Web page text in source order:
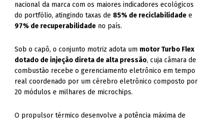
nacional da marca com os maiores indicadores ecológicos
do portfólio, atingindo taxas de 85% de reciclabilidade e
97% de recuperabilidade no país.
Sob o capô, o conjunto motriz adota um motor Turbo Flex
dotado de injeção direta de alta pressão, cuja câmara de
combustão recebe o gerenciamento eletrônico em tempo
real coordenado por um cérebro eletrônico composto por
20 módulos e milhares de microchips.
O propulsor térmico desenvolve a potência máxima de